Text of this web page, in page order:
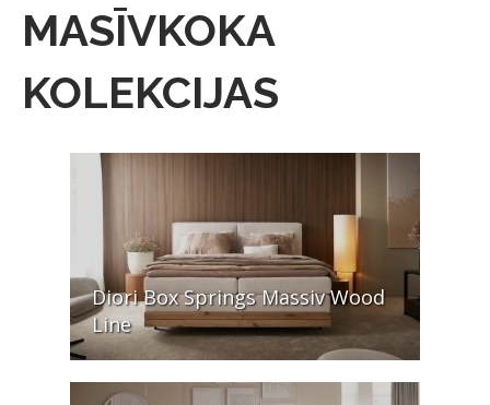
MASĪVKOKA
KOLEKCIJAS
Diori Box Springs Massiv Wood
Line